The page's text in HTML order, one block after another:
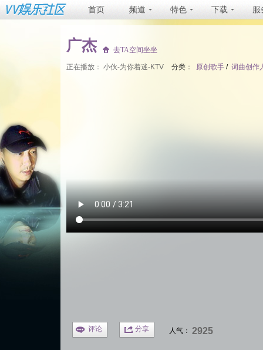
首页 频道 特色 下载 服
广杰 去TA空间坐坐
正在播放： 小伙-为你着迷-KTV 分类： 原创歌手 / 词曲创作
评论 分享 人气： 2925